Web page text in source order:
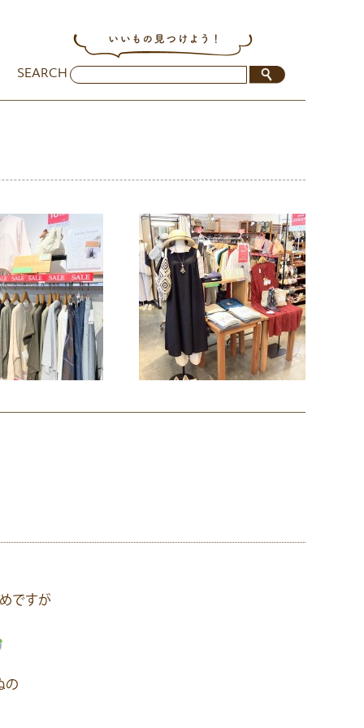
SEARCH
ですが
の